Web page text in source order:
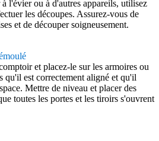
à l'évier ou à d'autres appareils, utilisez
les découpes. Assurez-vous de
et de découper soigneusement.
et placez-le sur les armoires ou
qu'il est correctement aligné et qu'il
Mettre de niveau et placer des
toutes les portes et les tiroirs s'ouvrent